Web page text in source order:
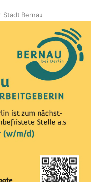
Stadt Bernau